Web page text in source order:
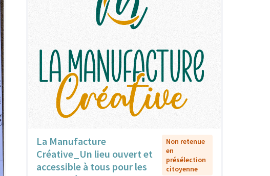
La Manufacture
Créative_Un lieu ouvert et
accessible à tous pour les
Non retenue
en
présélection
citoyenne